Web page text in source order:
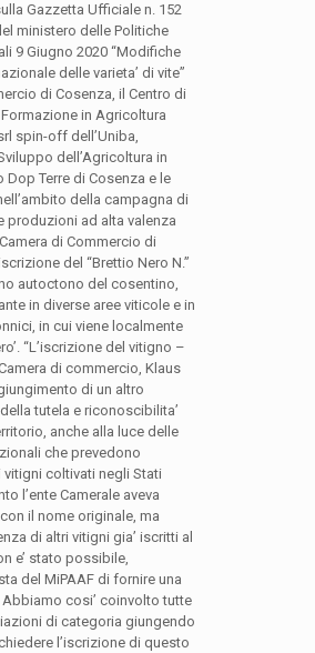
Gazzetta Ufficiale n. 152
ministero delle Politiche
9 Giugno 2020 “Modifiche
delle varieta’ di vite”
di Cosenza, il Centro di
in Agricoltura
spin-off dell’Uniba,
dell’Agricoltura in
Terre di Cosenza e le
della campagna di
produzioni ad alta valenza
di Commercio di
del “Brettio Nero N.”
autoctono del cosentino,
in diverse aree viticole e in
in cui viene localmente
“L’iscrizione del vitigno –
di commercio, Klaus
di un altro
tutela e riconoscibilita’
anche alla luce delle
che prevedono
coltivati negli Stati
l’ente Camerale aveva
il nome originale, ma
di altri vitigni gia’ iscritti al
e’ stato possibile,
del MiPAAF di fornire una
cosi’ coinvolto tutte
di categoria giungendo
l’iscrizione di questo